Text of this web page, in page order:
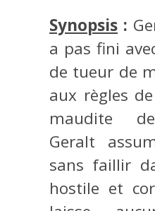
Synopsis :
a pas fini
de tueur de
aux règles
maudite
Geralt
sans faillir
hostile et